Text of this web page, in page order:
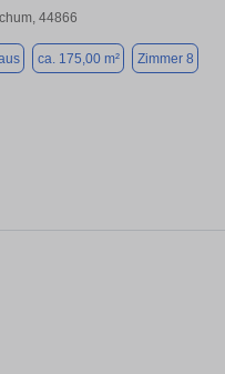
44866
ca. 175,00 m² Zimmer 8